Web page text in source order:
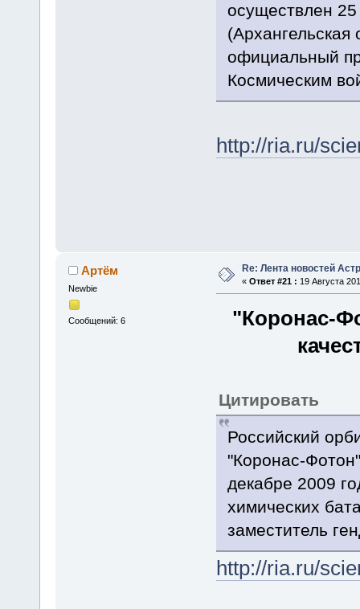
осуществлен 25
официальный
Космическим
http://ria.ru/
Артём
Newbie
Сообщений: 6
Re: Лента новостей
« Ответ #21 : 19 Августа
"Коронас-
Цитировать
Российский
"Коронас-
декабре 2009
химических
заместитель
http://ria.ru/